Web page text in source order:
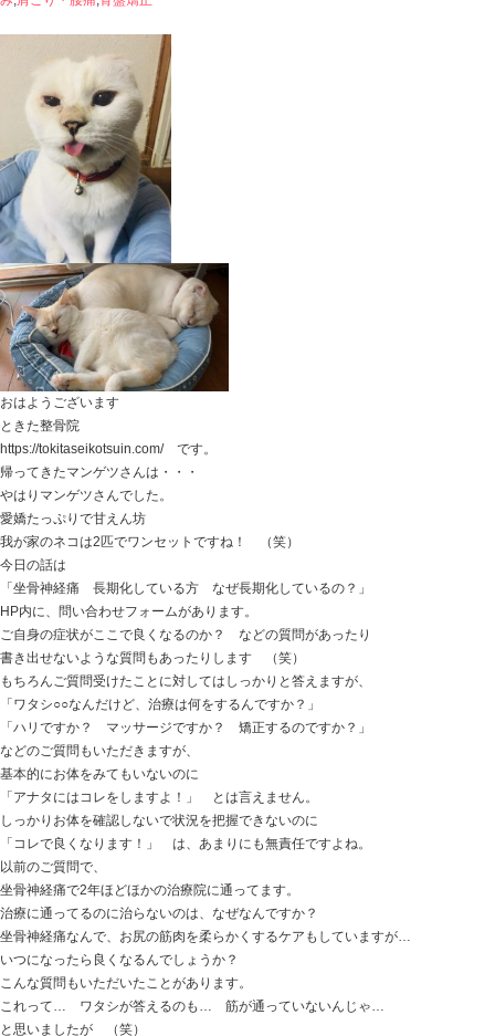
おはようございます
ときた整骨院
https://tokitaseikotsuin.com です。
ムスメがニヤニヤしながらダンボール箱を持ってきて待
「見てみて！絶対二人とも入ってくるよ！」
といった後の写真です。
迷ってしまうのは…
彼女にとってネコは人と同格なのか・・・？
こういった場合、「匹だろ！」って突っ込んだ方がいい
沈黙で見守っていましたが、
それが正解だったようです （笑）
【どんな姿勢でも痛む腰痛】その正体とは・・・？？？
先週末の患者さんで
何をしてても腰が痛い・・・
立ってても痛い！ 座っていても痛い！ 歩いていても
寝付きも痛くて寝付けないし、
寝ているときも痛みで起きてしまう！
腰の痛みで鬱になってしまいそうです・・・。
という患者さんでした。
当然、病院でも検査をし
レントゲン検査 MRI検査をして